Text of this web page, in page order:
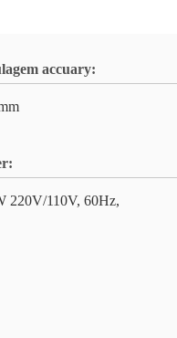
accuary:
220V/110V, 60Hz,